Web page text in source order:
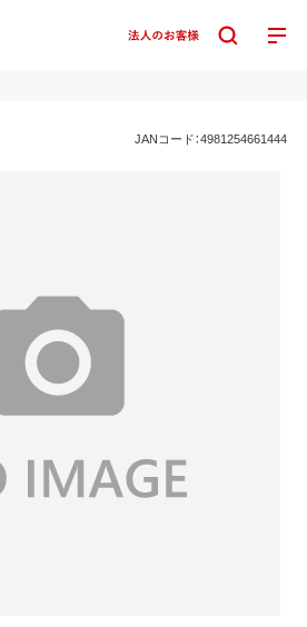
JANコード：4981254661444